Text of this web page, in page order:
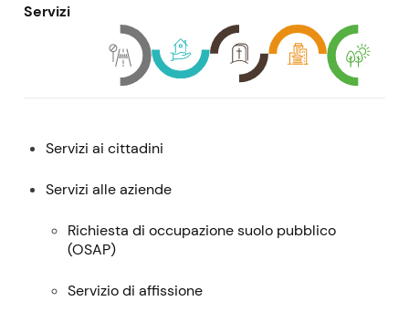
Servizi
Menu:
contatti
servizi
Servizi ai cittadini
Servizi alle aziende
Richiesta di occupazione suolo pubblico
(OSAP)
Servizio di affissione